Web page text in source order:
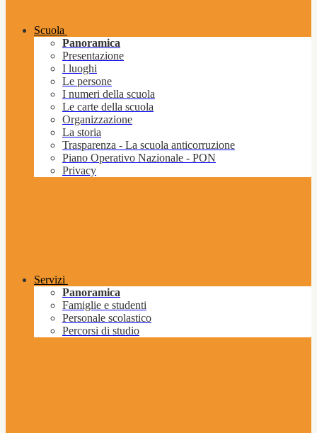
Scuola
Panoramica
Presentazione
I luoghi
Le persone
I numeri della scuola
Le carte della scuola
Organizzazione
La storia
Trasparenza - La scuola anticorruzione
Piano Operativo Nazionale - PON
Privacy
Servizi
Panoramica
Famiglie e studenti
Personale scolastico
Percorsi di studio